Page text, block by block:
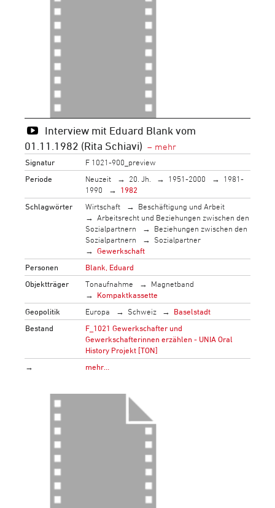
Interview mit Eduard Blank vom
01.11.1982 (Rita Schiavi)
Signatur
F 1021-900_preview
Periode
Neuzeit 20. Jh. 1951-2000
1981-
1990
1982
Schlagwörter
Wirtschaft
Beschäftigung und Arbeit
Arbeitsrecht und Beziehungen zwischen den
Sozialpartnern
Beziehungen zwischen den
Sozialpartnern
Sozialpartner
Gewerkschaft
Personen
Blank, Eduard
Objektträger
Tonaufnahme
Magnetband
Kompaktkassette
Geopolitik
Europa Schweiz
Baselstadt
Bestand
F_1021 Gewerkschafter und
Gewerkschafterinnen erzählen - UNIA Oral
History Projekt [TON]
→
mehr…